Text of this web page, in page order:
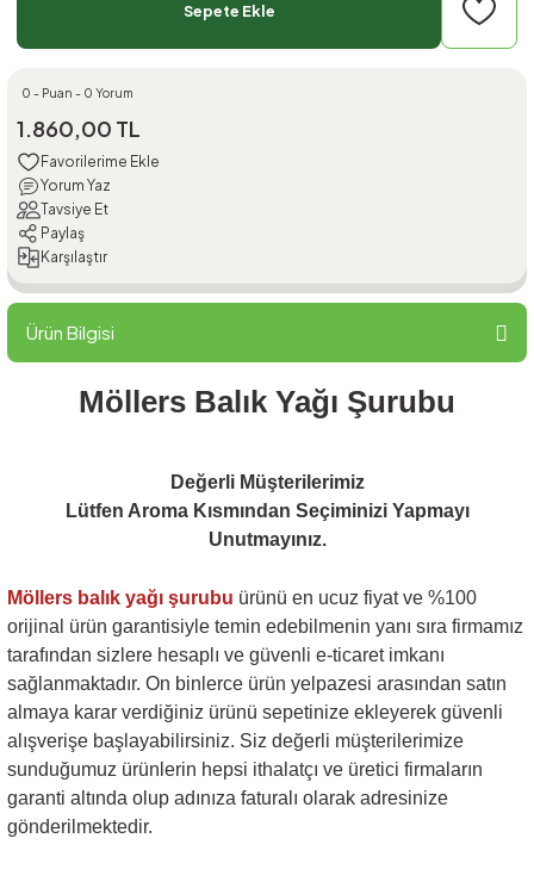
Sepete Ekle
0 - Puan - 0 Yorum
1.860,00 TL
Yorum Yaz
Tavsiye Et
Paylaş
Karşılaştır
Ürün Bilgisi
Möllers Balık Yağı Şurubu
Değerli Müşterilerimiz
Lütfen Aroma Kısmından Seçiminizi Yapmayı
Unutmayınız.
Möllers balık yağı şurubu ürünü en ucuz fiyat ve %100
orijinal ürün garantisiyle temin edebilmenin yanı sıra firmamız
tarafından sizlere hesaplı ve güvenli e-ticaret imkanı
sağlanmaktadır. On binlerce ürün yelpazesi arasından satın
almaya karar verdiğiniz ürünü sepetinize ekleyerek güvenli
alışverişe başlayabilirsiniz. Siz değerli müşterilerimize
sunduğumuz ürünlerin hepsi ithalatçı ve üretici firmaların
garanti altında olup adınıza faturalı olarak adresinize
gönderilmektedir.